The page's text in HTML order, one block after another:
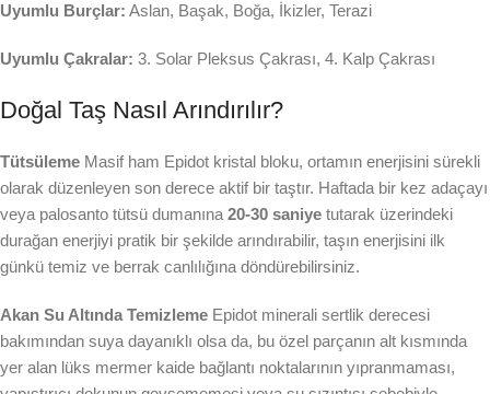
Uyumlu Burçlar: Aslan, Başak, Boğa, İkizler, Terazi
Uyumlu Çakralar: 3. Solar Pleksus Çakrası, 4. Kalp Çakrası
Doğal Taş Nasıl Arındırılır?
Tütsüleme Masif ham Epidot kristal bloku, ortamın enerjisini sürekli
olarak düzenleyen son derece aktif bir taştır. Haftada bir kez adaçayı
veya palosanto tütsü dumanına 20-30 saniye tutarak üzerindeki
durağan enerjiyi pratik bir şekilde arındırabilir, taşın enerjisini ilk
günkü temiz ve berrak canlılığına döndürebilirsiniz.
Akan Su Altında Temizleme Epidot minerali sertlik derecesi
bakımından suya dayanıklı olsa da, bu özel parçanın alt kısmında
yer alan lüks mermer kaide bağlantı noktalarının yıpranmaması,